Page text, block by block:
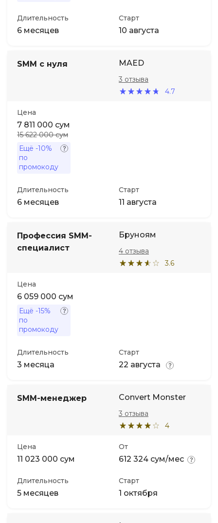
Длительность
6 месяцев
Старт
10 августа
SMM с нуля MAED
4.7
3 отзыва
Цена
7 811 000 сум
15 622 000 сум
Ещё -10%
по
промокоду
Длительность
6 месяцев
Старт
11 августа
Профессия SMM-
специалист
Бруноям
3.6
4 отзыва
Цена
6 059 000 сум
Ещё -15%
по
промокоду
Длительность
3 месяца
Старт
22 августа
SMM-менеджер Convert Monster
4
3 отзыва
Цена
11 023 000 сум
От
612 324 сум/мес
Длительность
5 месяцев
Старт
1 октября